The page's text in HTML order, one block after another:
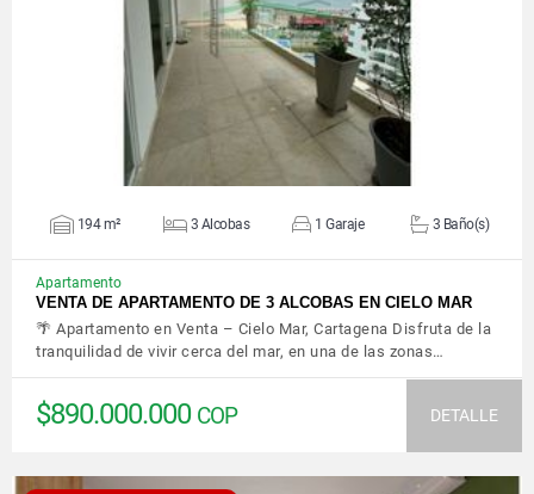
VER DETALLES
194 m² 3 Alcobas 1 Garaje 3 Baño(s)
Apartamento
VENTA DE APARTAMENTO DE 3 ALCOBAS EN CIELO MAR
🌴 Apartamento en Venta – Cielo Mar, Cartagena Disfruta de la
tranquilidad de vivir cerca del mar, en una de las zonas…
$890.000.000 COP DETALLE